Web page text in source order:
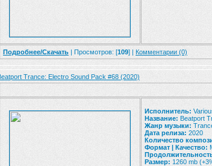
Подробнее/Скачать | Просмотров: [109] | Комментарии (0)
Trance: Electro Sound Pack #68 (2020)
Исполнитель:
Название: Beatport
Жанр музыки:
Дата релиза: 2020
Количество
Формат | Качество:
Размер: 1260 mb